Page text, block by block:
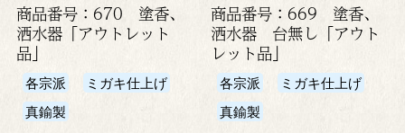
商品番号：670 塗香、
洒水器「アウトレット
品」
各宗派
ミガキ仕上げ
真鍮製
商品番号：669 塗香、
洒水器 台無し「アウト
レット品」
各宗派
ミガキ仕上げ
真鍮製